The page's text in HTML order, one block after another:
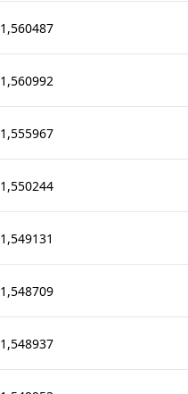
1,560487
1,560992
1,555967
1,550244
1,549131
1,548709
1,548937